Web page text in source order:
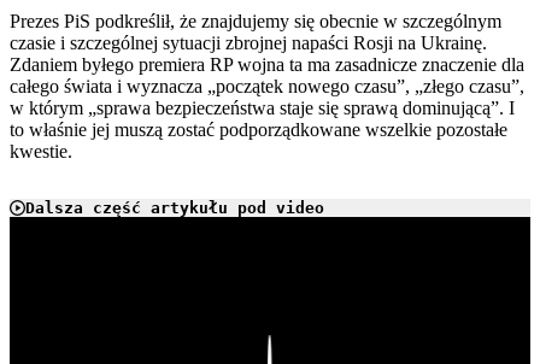
Prezes PiS podkreślił, że znajdujemy się obecnie w szczególnym
czasie i szczególnej sytuacji zbrojnej napaści Rosji na Ukrainę.
Zdaniem byłego premiera RP wojna ta ma zasadnicze znaczenie dla
całego świata i wyznacza „początek nowego czasu”, „złego czasu”,
w którym „sprawa bezpieczeństwa staje się sprawą dominującą”. I
to właśnie jej muszą zostać podporządkowane wszelkie pozostałe
kwestie.
Dalsza część artykułu pod video